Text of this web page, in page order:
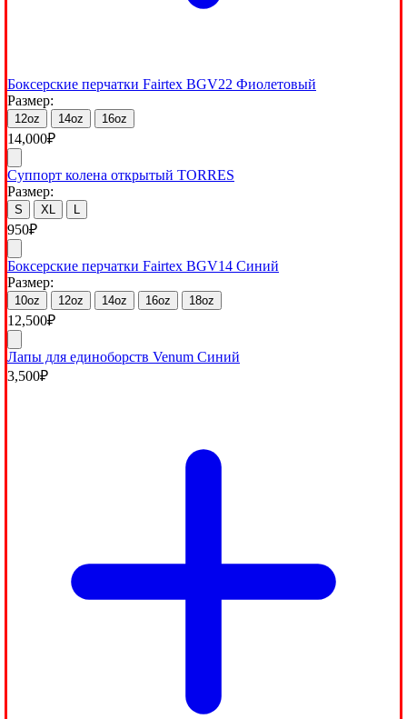
Боксерские перчатки Fairtex BGV22 Фиолетовый
Размер:
12oz 14oz 16oz
14,000₽
Суппорт колена открытый TORRES
Размер:
S XL
950₽
Боксерские перчатки Fairtex BGV14 Синий
Размер:
10oz 12oz 14oz 16oz 18oz
12,500₽
Лапы для единоборств Venum Синий
3,500₽